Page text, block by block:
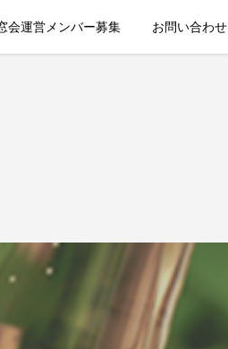
会運営メンバー募集 お問い合わせ